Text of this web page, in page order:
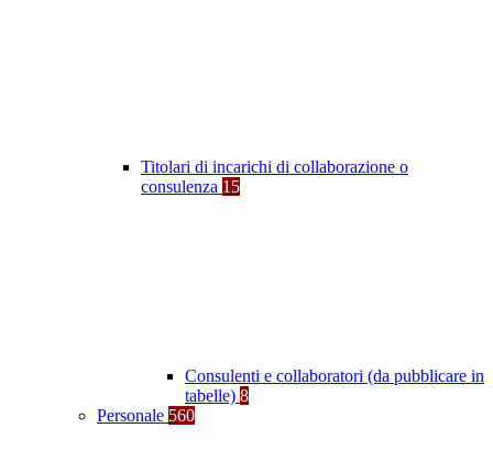
Titolari di incarichi di collaborazione o
consulenza 15
Consulenti e collaboratori (da pubblicare in
tabelle) 8
Personale 560